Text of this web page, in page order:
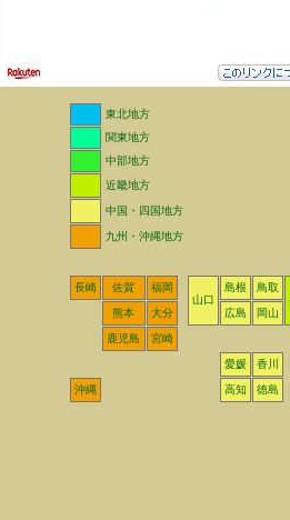
東北地方
関東地方
中部地方
近畿地方
中国・四国地方
九州・沖縄地方
長崎 佐賀
福岡
山口
島根
鳥取
熊本
大分 広島 岡山
鹿児島 宮崎
愛媛 香川
沖縄 高知 徳島